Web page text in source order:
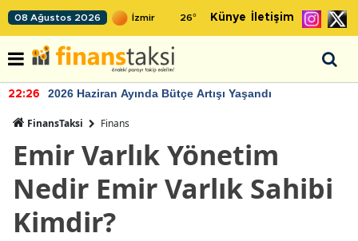
08 Ağustos 2026 26° Künye İletişim
22:26 2026 Haziran Ayında Bütçe Artışı Yaşandı
FinansTaksi Finans
Emir Varlık Yönetim
Nedir Emir Varlık Sahibi
Kimdir?